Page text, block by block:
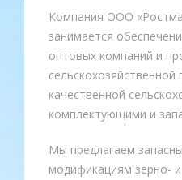
Компания ООО
занимается
оптовых компаний и
сельскохозяйственной
качественной
комплектующими и
Мы предлагаем
модификациям зерно-